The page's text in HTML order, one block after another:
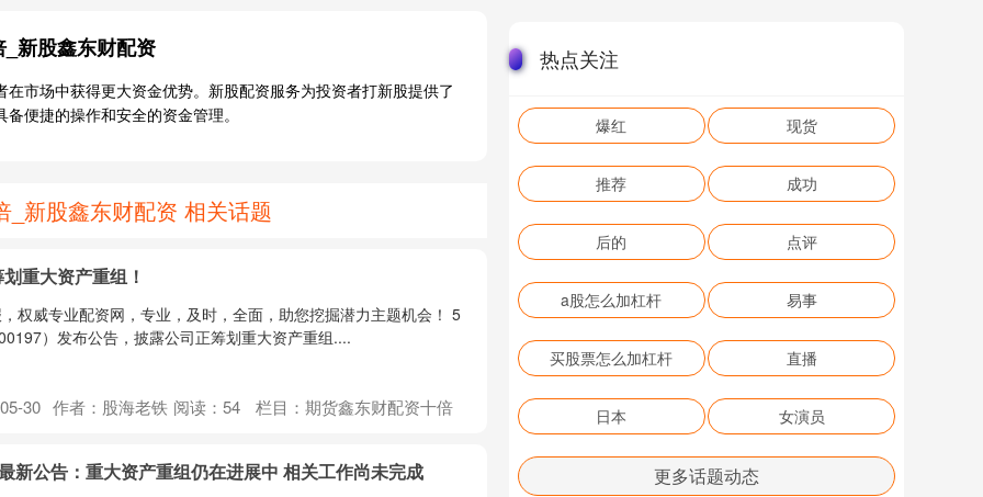
新股鑫东财配资
市场中获得更大资金优势。新股配资服务为投资者打新股提供了
便捷的操作和安全的资金管理。
新股鑫东财配资 相关话题
重大资产重组！
权威专业配资网，专业，及时，全面，助您挖掘潜力主题机会！ 5
）发布公告，披露公司正筹划重大资产重组....
30 作者：股海老铁 阅读：54 栏目：期货鑫东财配资十倍
新公告：重大资产重组仍在进展中 相关工作尚未完成
热点关注
爆红 现货
推荐 成功
后的 点评
a股怎么加杠杆 易事
买股票怎么加杠杆 直播
日本 女演员
更多话题动态